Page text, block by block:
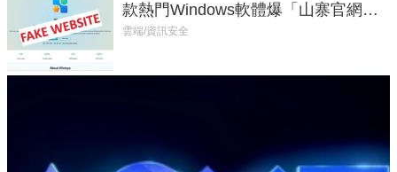
款熱門Windows軟體爆「山寨官網」
危機
雲端/資訊安全